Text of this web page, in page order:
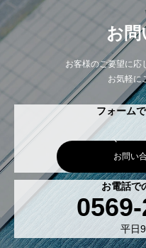
お問
お客様のご要望に応
お気軽に
フォーム
お問い
お電話で
平日